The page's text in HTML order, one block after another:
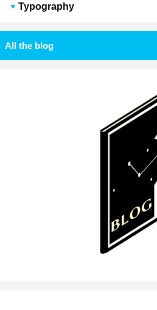
Typography
All the blog